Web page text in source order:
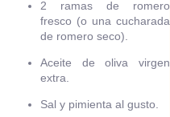
2 ramas de romero
fresco (o una cucharada
de romero seco).
Aceite de oliva virgen
extra.
Sal y pimienta al gusto.